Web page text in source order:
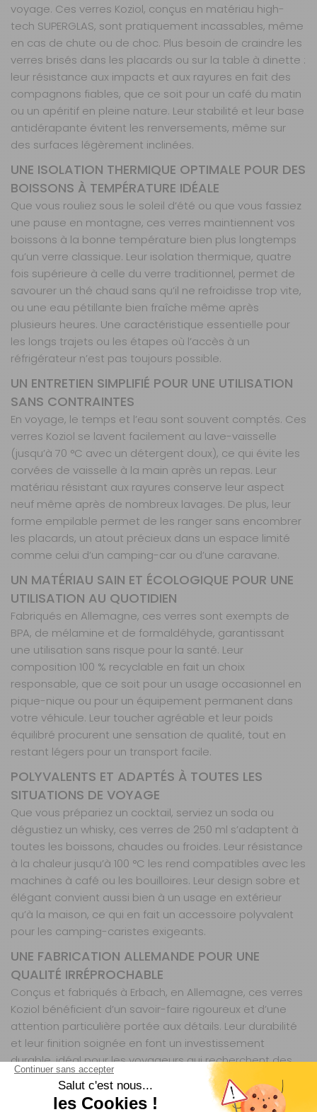
voyage. Ces verres Koziol, conçus en matériau high-
tech SUPERGLAS, sont pratiquement incassables, même
en cas de chute ou de choc. Plus besoin de craindre les
verres brisés dans les placards ou sur la table à dinette :
leur résistance aux impacts et aux rayures en fait des
compagnons fiables, que ce soit pour un café du matin
ou un apéritif en pleine nature. Leur stabilité et leur base
antidérapante évitent les renversements, même sur
des surfaces légèrement inclinées.
UNE ISOLATION THERMIQUE OPTIMALE POUR DES
BOISSONS À TEMPÉRATURE IDÉALE
Que vous rouliez sous le soleil d’été ou que vous fassiez
une pause en montagne, ces verres maintiennent vos
boissons à la bonne température bien plus longtemps
qu’un verre classique. Leur isolation thermique, quatre
fois supérieure à celle du verre traditionnel, permet de
savourer un thé chaud sans qu’il ne refroidisse trop vite,
ou une eau pétillante bien fraîche même après
plusieurs heures. Une caractéristique essentielle pour
les longs trajets ou les étapes où l’accès à un
réfrigérateur n’est pas toujours possible.
UN ENTRETIEN SIMPLIFIÉ POUR UNE UTILISATION
SANS CONTRAINTES
En voyage, le temps et l’eau sont souvent comptés. Ces
verres Koziol se lavent facilement au lave-vaisselle
(jusqu’à 70 °C avec un détergent doux), ce qui évite les
corvées de vaisselle à la main après un repas. Leur
matériau résistant aux rayures conserve leur aspect
neuf même après de nombreux lavages. De plus, leur
forme empilable permet de les ranger sans encombrer
les placards, un atout précieux dans un espace limité
comme celui d’un camping-car ou d’une caravane.
UN MATÉRIAU SAIN ET ÉCOLOGIQUE POUR UNE
UTILISATION AU QUOTIDIEN
Fabriqués en Allemagne, ces verres sont exempts de
BPA, de mélamine et de formaldéhyde, garantissant
une utilisation sans risque pour la santé. Leur
composition 100 % recyclable en fait un choix
responsable, que ce soit pour un usage occasionnel en
pique-nique ou pour un équipement permanent dans
votre véhicule. Leur toucher agréable et leur poids
équilibré procurent une sensation de qualité, tout en
restant légers pour un transport facile.
POLYVALENTS ET ADAPTÉS À TOUTES LES
SITUATIONS DE VOYAGE
Que vous prépariez un cocktail, serviez un soda ou
dégustiez un whisky, ces verres de 250 ml s’adaptent à
toutes les boissons, chaudes ou froides. Leur résistance
à la chaleur jusqu’à 100 °C les rend compatibles avec les
machines à café ou les bouilloires. Leur design sobre et
élégant convient aussi bien à un usage en extérieur
qu’à la maison, ce qui en fait un accessoire polyvalent
pour les camping-caristes exigeants.
UNE FABRICATION ALLEMANDE POUR UNE
QUALITÉ IRRÉPROCHABLE
Conçus et fabriqués à Erbach, en Allemagne, ces verres
Koziol bénéficient d’un savoir-faire rigoureux et d’une
attention particulière portée aux détails. Leur durabilité
et leur finition soignée en font un investissement
durable, idéal pour les voyageurs qui recherchent des
équipements fiables et durables. Leur format compact
et leur légèreté en font également un choix judicieux